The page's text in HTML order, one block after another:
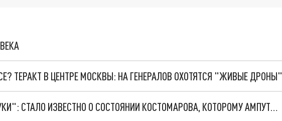
ТЕРАКТ В ЦЕНТРЕ МОСКВЫ: НА ГЕНЕРАЛОВ ОХОТЯТСЯ "ЖИВЫЕ ДРОНЫ"
"ИДЁТ БОРЬБА ЗА РУКИ": СТАЛО ИЗВЕСТНО О СОСТОЯНИИ КОСТОМАРОВА, КОТОРОМУ АМПУТИРОВАЛИ ОБЕ СТОПЫ